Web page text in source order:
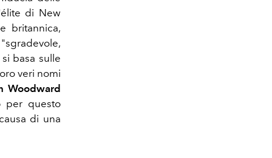
di New
britannica,
basa sulle
veri nomi
Woodward
per questo
di una